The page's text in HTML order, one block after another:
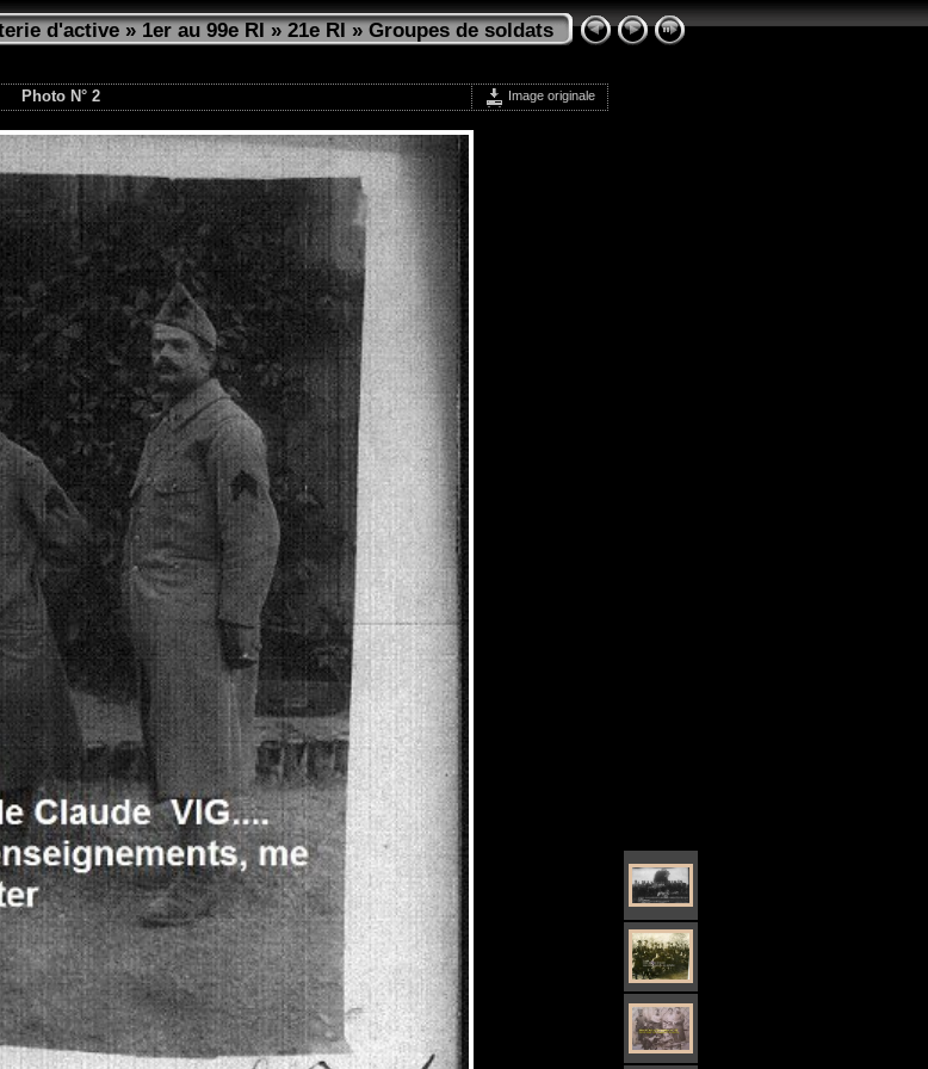
d'active»1er au 99e RI»21e RI»Groupes de soldats
Photo N° 2 Image originale